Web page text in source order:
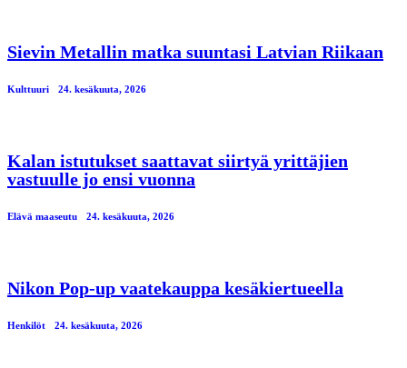
Sievin Metallin matka suuntasi Latvian Riikaan
Kulttuuri 24. kesäkuuta, 2026
Kalan istutukset saattavat siirtyä yrittäjien
vastuulle jo ensi vuonna
Elävä maaseutu 24. kesäkuuta, 2026
Nikon Pop-up vaatekauppa kesäkiertueella
Henkilöt 24. kesäkuuta, 2026